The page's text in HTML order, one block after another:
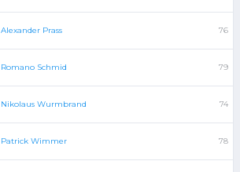
Alexander Prass 76
Romano Schmid 79
Nikolaus Wurmbrand 74
Patrick Wimmer 78